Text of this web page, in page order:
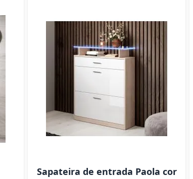
Sapateira de entrada Paola cor